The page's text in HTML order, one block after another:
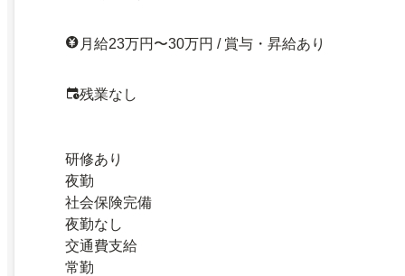
月給23万円〜30万円 / 賞与・昇給あり
残業なし
研修あり
夜勤
社会保険完備
夜勤なし
交通費支給
常勤